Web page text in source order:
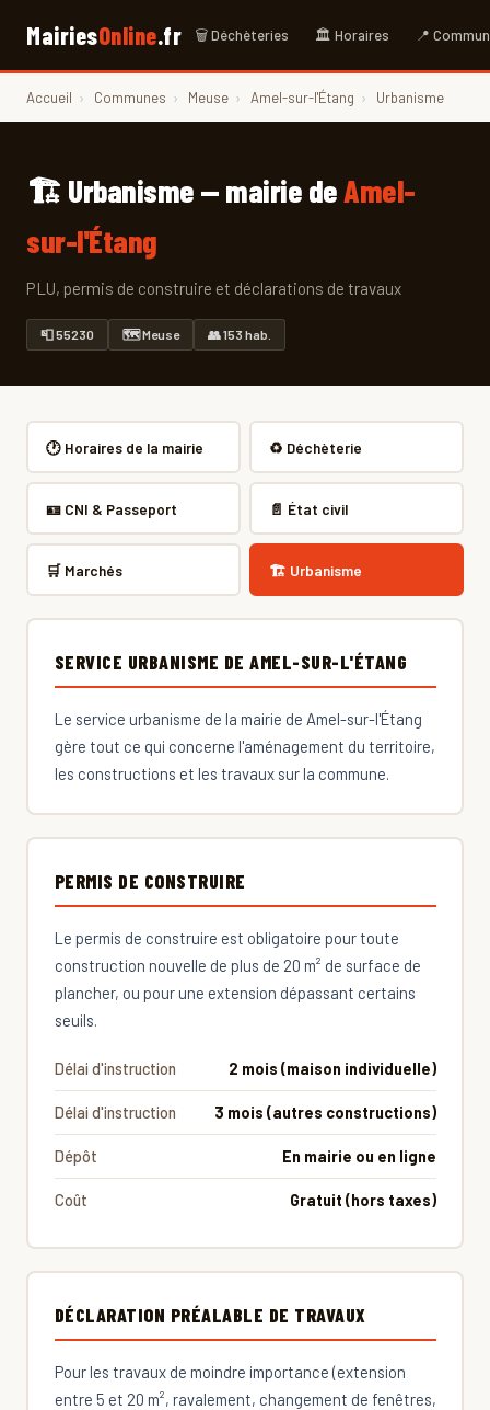
MairiesOnline.fr 🗑 Déchèteries 🏛 Horaires 📍
Accueil › Communes › Meuse › Amel-sur-l'Étang › Urbanisme
🏗 Urbanisme — mairie deAmel-
sur-l'Étang
PLU, permis de construire et déclarations de travaux
📮 55230 🗺 Meuse 👥 153 hab.
🕐 Horaires de la mairie ♻️ Déchèterie
🪪 CNI & Passeport 📄 État civil
🛒 Marchés 🏗 Urbanisme
SERVICE URBANISME DE AMEL-SUR-L'ÉTANG
Le service urbanisme de la mairie de Amel-sur-l'Étang
gère tout ce qui concerne l'aménagement du territoire,
les constructions et les travaux sur la commune.
PERMIS DE CONSTRUIRE
Le permis de construire est obligatoire pour toute
construction nouvelle de plus de 20 m² de surface de
plancher, ou pour une extension dépassant certains
seuils.
Délai d'instruction 2 mois (maison individuelle)
Délai d'instruction 3 mois (autres constructions)
Dépôt En mairie ou en ligne
Coût Gratuit (hors taxes)
DÉCLARATION PRÉALABLE DE TRAVAUX
Pour les travaux de moindre importance (extension
entre 5 et 20 m², ravalement, changement de fenêtres,